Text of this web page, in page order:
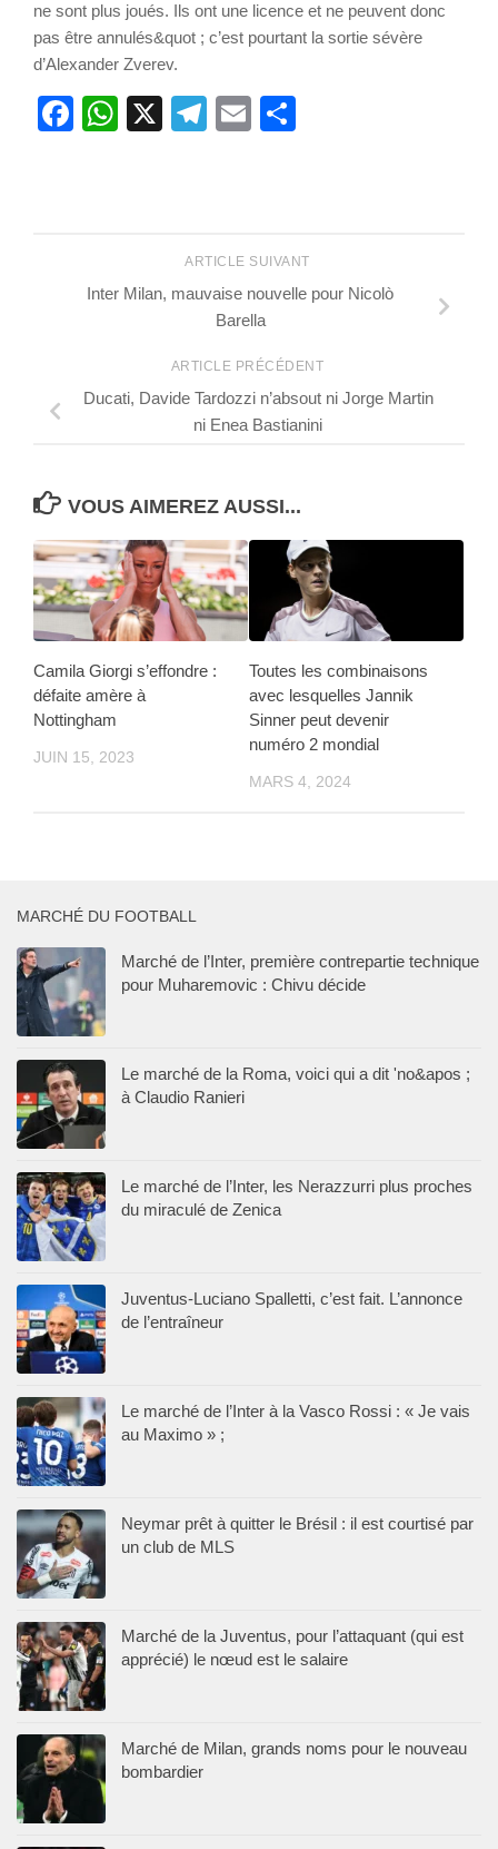
ne sont plus joués. Ils ont une licence et ne peuvent donc
pas être annulés&quot ; c’est pourtant la sortie sévère
d’Alexander Zverev.
Facebook
WhatsApp
X Telegram
Email
ARTICLE SUIVANT
Inter Milan, mauvaise nouvelle pour Nicolò
Barella
ARTICLE PRÉCÉDENT
Ducati, Davide Tardozzi n’absout ni Jorge Martin
ni Enea Bastianini
VOUS AIMEREZ AUSSI...
Camila Giorgi s’effondre :
défaite amère à
Nottingham
JUIN 15, 2023
Toutes les combinaisons
avec lesquelles Jannik
Sinner peut devenir
numéro 2 mondial
MARS 4, 2024
MARCHÉ DU FOOTBALL
Marché de l’Inter, première contrepartie technique
pour Muharemovic : Chivu décide
Le marché de la Roma, voici qui a dit 'no&apos ;
à Claudio Ranieri
Le marché de l’Inter, les Nerazzurri plus proches
du miraculé de Zenica
Juventus-Luciano Spalletti, c’est fait. L’annonce
de l’entraîneur
Le marché de l’Inter à la Vasco Rossi : « Je vais
au Maximo » ;
Neymar prêt à quitter le Brésil : il est courtisé par
un club de MLS
Marché de la Juventus, pour l’attaquant (qui est
apprécié) le nœud est le salaire
Marché de Milan, grands noms pour le nouveau
bombardier